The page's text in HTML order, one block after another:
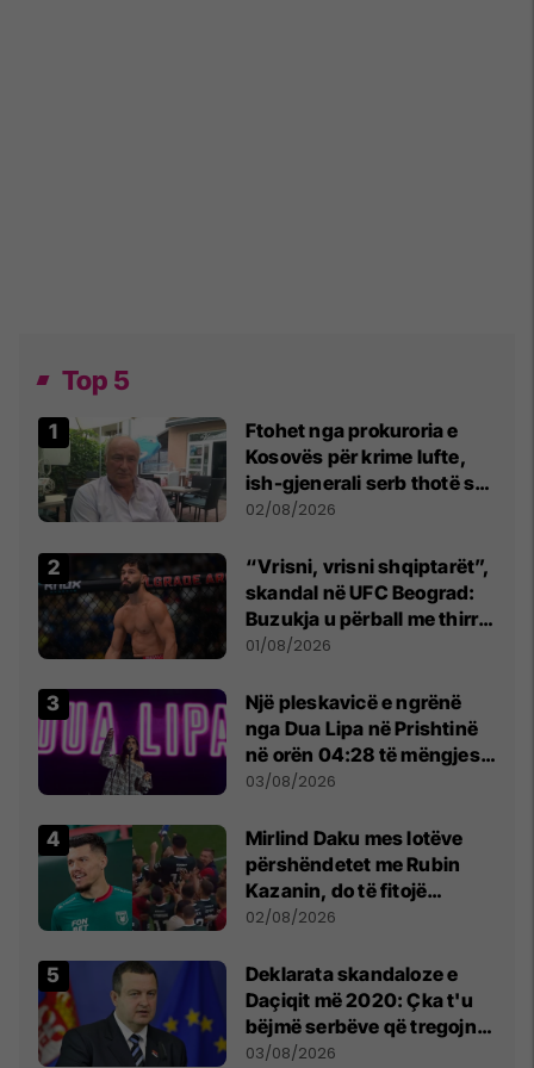
Top 5
Ftohet nga prokuroria e
Kosovës për krime lufte,
ish-gjenerali serb thotë se
dikush e tradhtoi në
02/08/2026
“Vrisni, vrisni shqiptarët”,
skandal në UFC Beograd:
Buzukja u përball me thirrje
anti-shqiptare nga
01/08/2026
Një pleskavicë e ngrënë
nga Dua Lipa në Prishtinë
në orën 04:28 të mëngjesit
- dhe bota digjitale serbe
03/08/2026
Mirlind Daku mes lotëve
përshëndetet me Rubin
Kazanin, do të fitojë
miliona te Spartak Moska
02/08/2026
​Deklarata skandaloze e
Daçiqit më 2020: Çka t'u
bëjmë serbëve që tregojnë
ku janë varrosur shqiptarët
03/08/2026